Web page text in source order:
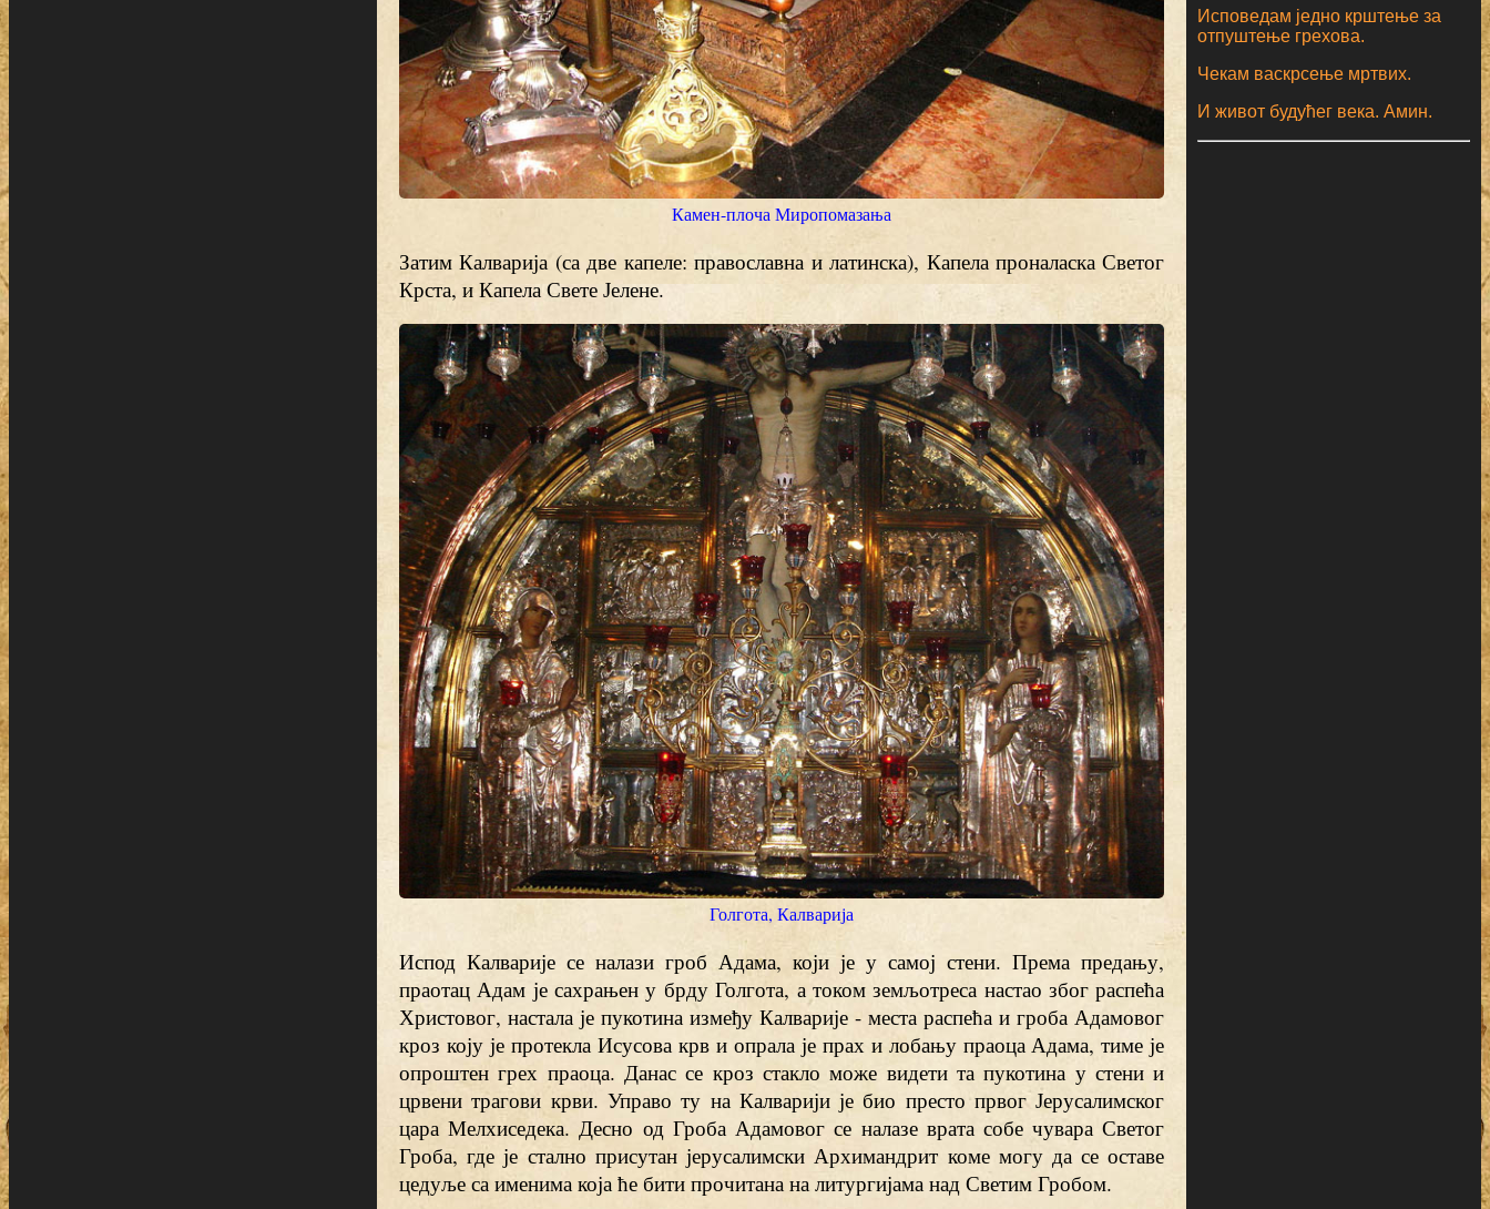
Камен-плоча Миропомазања
Затим Калварија (са две капеле: православна и латинска), Капела проналаска Светог
Крста, и Капела Свете Јелене.
Голгота, Калварија
Испод Калварије се налази гроб Адама, који је у самој стени. Према предању,
праотац Адам је сахрањен у брду Голгота, а током земљотреса настао због распећа
Христовог, настала је пукотина између Калварије - места распећа и гроба Адамовог
кроз коју је протекла Исусова крв и опрала је прах и лобању праоца Адама, тиме је
опроштен грех праоца. Данас се кроз стакло може видети та пукотина у стени и
црвени трагови крви. Управо ту на Калварији је био престо првог Јерусалимског
цара Мелхиседека. Десно од Гроба Адамовог се налазе врата собе чувара Светог
Гроба, где је стално присутан јерусалимски Архимандрит коме могу да се оставе
цедуље са именима која ће бити прочитана на литургијама над Светим Гробом.
Исповедам једно крштење за
отпуштење грехова.
Чекам васкрсење мртвих.
И живот будућег века. Амин.